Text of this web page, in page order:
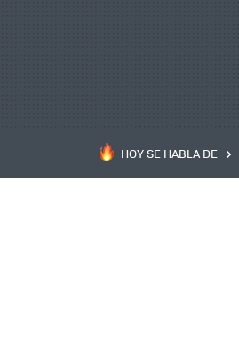
HOY SE HABLA DE